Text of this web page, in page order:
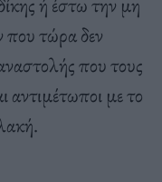
που τώρα δεν
που τους
αντιμέτωποι με το